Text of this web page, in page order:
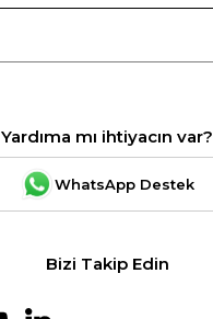
Yardıma mı ihtiyacın var?
WhatsApp Destek
Bizi Takip Edin